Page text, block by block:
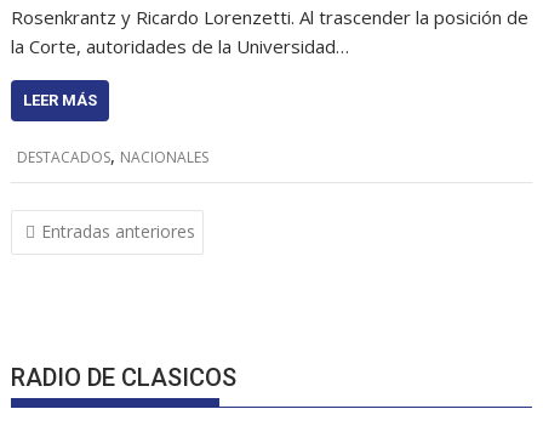
Rosenkrantz y Ricardo Lorenzetti. Al trascender la posición de
la Corte, autoridades de la Universidad…
LEER MÁS
DESTACADOS, NACIONALES
Navegación
de
Entradas anteriores
RADIO DE CLASICOS